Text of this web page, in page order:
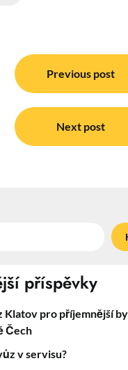
Previous post
Next post
příspěvky
Klatov pro příjemnější
Čech
v servisu?